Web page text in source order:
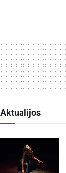
Aktualijos